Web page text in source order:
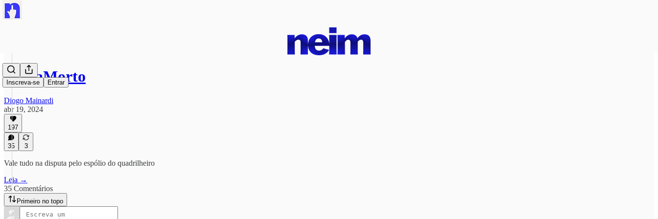
Inscreva-se Entrar
#LulaMorto
Diogo Mainardi
abr 19, 2024
197
35 3
Vale tudo na disputa pelo espólio do quadrilheiro
Leia →
35 Comentários
Primeiro no topo